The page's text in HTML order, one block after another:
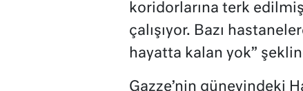
koridorlarına terk
çalışıyor. Bazı
hayatta kalan yok”
Gazze’nin güneyindeki